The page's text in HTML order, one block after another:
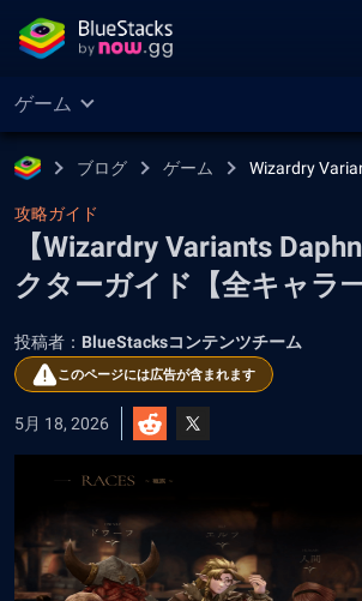
ゲーム
ブログ ゲーム Wizardry
攻略ガイド
【Wizardry Variants
クターガイド【全キャラ一
投稿者： BlueStacksコンテンツチーム
このページには広告が含まれます
5月 18, 2026